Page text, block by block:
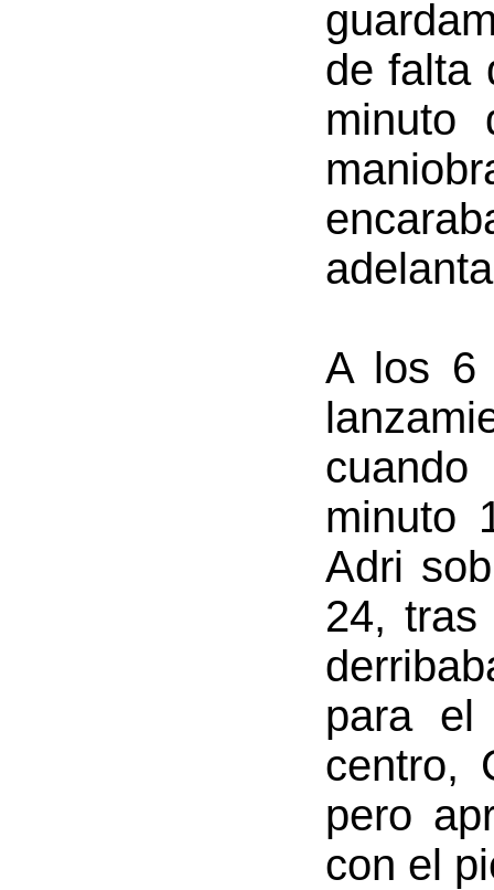
de falta
minuto
A los 6
minuto
Adri
24, tras
para el
centro,
pero
con el